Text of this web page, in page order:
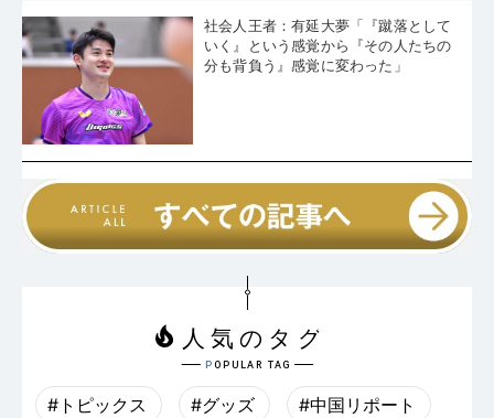
社会人王者：有延大夢「『蹴落として
いく』という感覚から『その人たちの
分も背負う』感覚に変わった」
#トピックス #グッズ #中国リポート